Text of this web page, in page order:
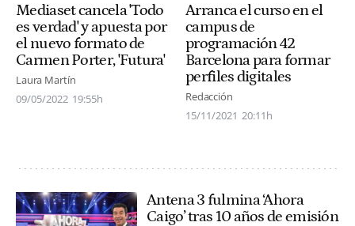
Mediaset cancela 'Todo
es verdad' y apuesta por
el nuevo formato de
Carmen Porter, 'Futura'
Laura Martín
09/05/2022 19:55h
Arranca el curso en el
campus de
programación 42
Barcelona para formar
perfiles digitales
Redacción
15/11/2021 20:11h
Antena 3 fulmina ‘Ahora
Caigo’ tras 10 años de emisión